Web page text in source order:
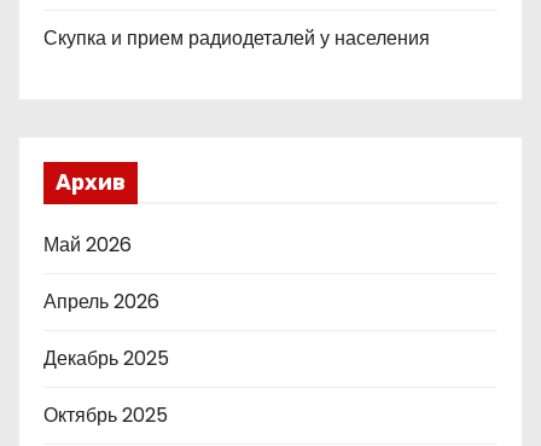
Скупка и прием радиодеталей у населения
Архив
Май 2026
Апрель 2026
Декабрь 2025
Октябрь 2025